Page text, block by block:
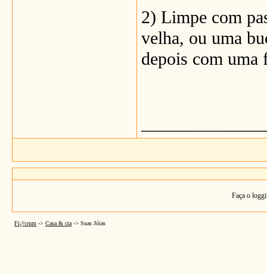
2) Limpe com
velha, ou uma
depois com uma
Faça o
Fï¿½rum -> Casa & cia -> Suas Jóias